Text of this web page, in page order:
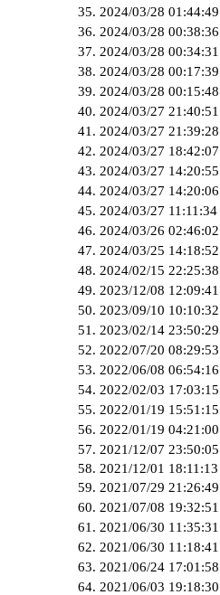
2024/03/28 01:44:49
2024/03/28 00:38:36
2024/03/28 00:34:31
2024/03/28 00:17:39
2024/03/28 00:15:48
2024/03/27 21:40:51
2024/03/27 21:39:28
2024/03/27 18:42:07
2024/03/27 14:20:55
2024/03/27 14:20:06
2024/03/27 11:11:34
2024/03/26 02:46:02
2024/03/25 14:18:52
2024/02/15 22:25:38
2023/12/08 12:09:41
2023/09/10 10:10:32
2023/02/14 23:50:29
2022/07/20 08:29:53
2022/06/08 06:54:16
2022/02/03 17:03:15
2022/01/19 15:51:15
2022/01/19 04:21:00
2021/12/07 23:50:05
2021/12/01 18:11:13
2021/07/29 21:26:49
2021/07/08 19:32:51
2021/06/30 11:35:31
2021/06/30 11:18:41
2021/06/24 17:01:58
2021/06/03 19:18:30